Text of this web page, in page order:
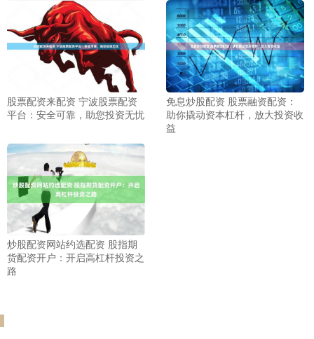
股票配资来配资 宁波股票配资
平台：安全可靠，助您投资无忧
免息炒股配资 股票融资配资：
助你撬动资本杠杆，放大投资收
益
炒股配资网站约选配资 股指期
货配资开户：开启高杠杆投资之
路